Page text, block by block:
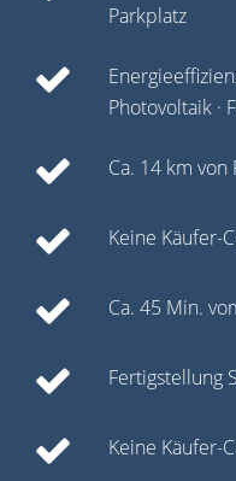
Parkplatz
Photovoltaik ·
Ca. 14 km von
Keine Käufer-
Ca. 45 Min.
Fertigstellung
Keine Käufer-